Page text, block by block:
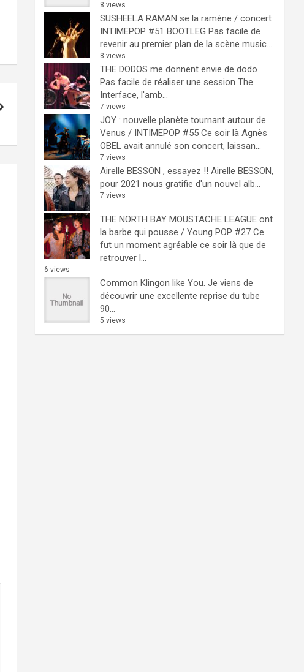
8 views
SUSHEELA RAMAN se la ramène / concert
INTIMEPOP #51 BOOTLEG Pas facile de
revenir au premier plan de la scène music...
8 views
THE DODOS me donnent envie de dodo
Pas facile de réaliser une session The
Interface, l'amb...
7 views
JOY : nouvelle planète tournant autour de
Venus / INTIMEPOP #55 Ce soir là Agnès
OBEL avait annulé son concert, laissan...
7 views
Airelle BESSON , essayez !! Airelle BESSON,
pour 2021 nous gratifie d'un nouvel alb...
7 views
THE NORTH BAY MOUSTACHE LEAGUE ont
la barbe qui pousse / Young POP #27 Ce
fut un moment agréable ce soir là que de
retrouver l...
6 views
Common Klingon like You. Je viens de
découvrir une excellente reprise du tube
90...
5 views